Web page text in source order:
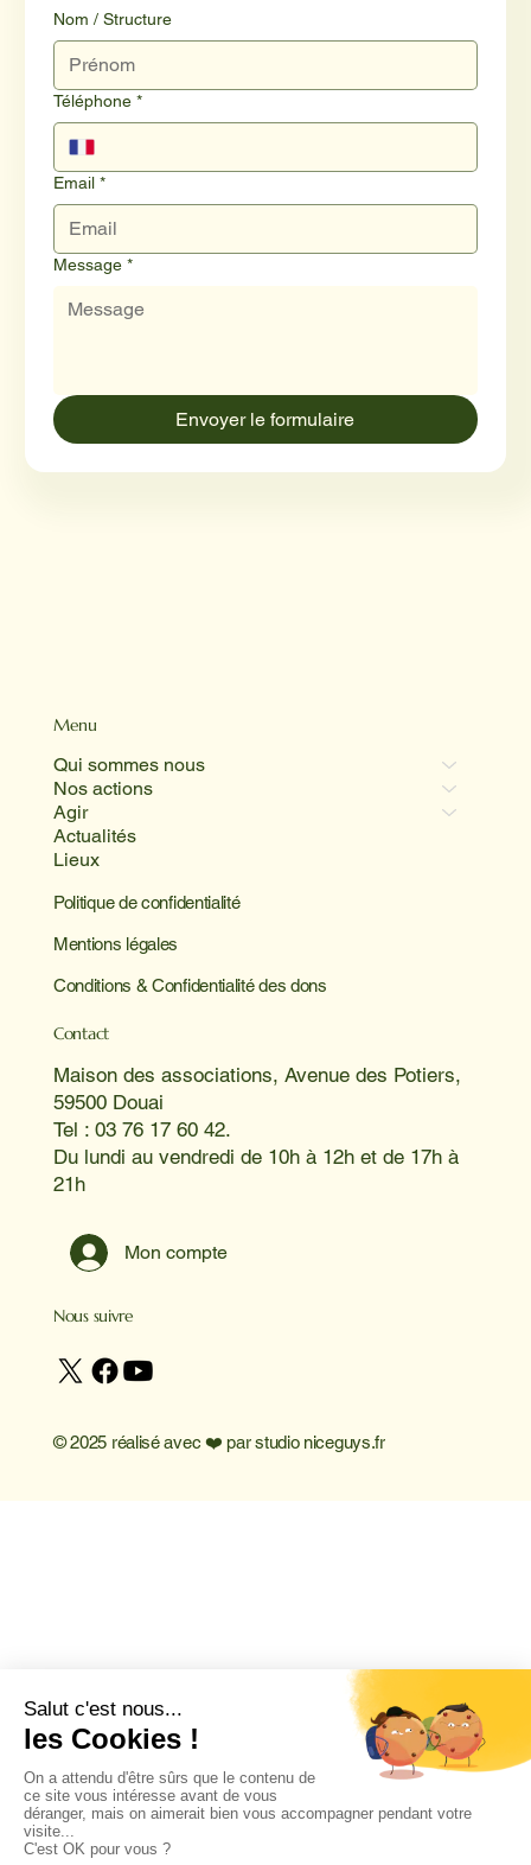
Menu
Qui sommes nous
Nos actions
Agir
Actualités
Lieux
Politique de confidentialité
Mentions légales
Conditions & Confidentialité des dons
Contact
Maison des associations, Avenue des Potiers,
59500 Douai
Tel : 03 76 17 60 42.
Du lundi au vendredi de 10h à 12h et de 17h à
21h
Mon compte
Nous suivre
© 2025 réalisé avec ❤️ parstudio niceguys.fr
Nom / Structure
Téléphone *
Email *
Message *
Envoyer le formulaire